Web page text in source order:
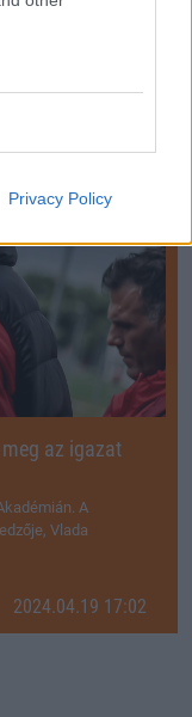
Privacy Policy
Sztori
az igazat
A
Vlada
2024.04.19 17:02